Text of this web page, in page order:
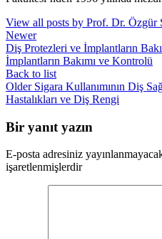
View all posts by Prof. Dr. Özgür
Newer
Diş Protezleri ve İmplantların
İmplantların Bakımı ve Kontrolü
Back to list
Older Sigara Kullanımının Diş
Hastalıkları ve Diş Rengi
Bir yanıt yazın
E-posta adresiniz
işaretlenmişlerdir